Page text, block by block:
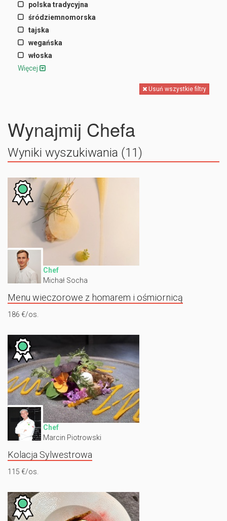
polska tradycyjna
śródziemnomorska
tajska
wegańska
włoska
Więcej
Usuń wszystkie filtry
Wynajmij Chefa
Wyniki wyszukiwania (11)
Chef
Michał Socha
Menu wieczorowe z homarem i ośmiornicą
186 €/os.
Chef
Marcin Piotrowski
Kolacja Sylwestrowa
115 €/os.